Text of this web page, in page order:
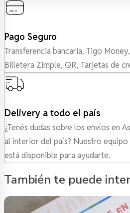
Pago Seguro
Transferencia bancaria, Tigo
Billetera Zimple, QR, Tarjetas de
Delivery a todo el país
¿Tenés dudas sobre los envíos en
al interior del país? Nuestro
está disponible para ayudarte.
También te puede